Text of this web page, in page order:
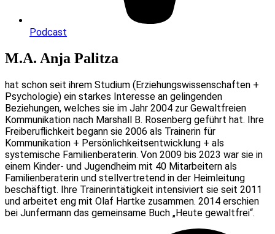
Podcast
M.A. Anja Palitza
hat schon seit ihrem Studium (Erziehungswissenschaften +
Psychologie) ein starkes Interesse an gelingenden
Beziehungen, welches sie im Jahr 2004 zur Gewaltfreien
Kommunikation nach Marshall B. Rosenberg geführt hat. Ihre
Freiberuflichkeit begann sie 2006 als Trainerin für
Kommunikation + Persönlichkeitsentwicklung + als
systemische Familienberaterin. Von 2009 bis 2023 war sie in
einem Kinder- und Jugendheim mit 40 Mitarbeitern als
Familienberaterin und stellvertretend in der Heimleitung
beschäftigt. Ihre Trainerintätigkeit intensiviert sie seit 2011
und arbeitet eng mit Olaf Hartke zusammen. 2014 erschien
bei Junfermann das gemeinsame Buch „Heute gewaltfrei“.